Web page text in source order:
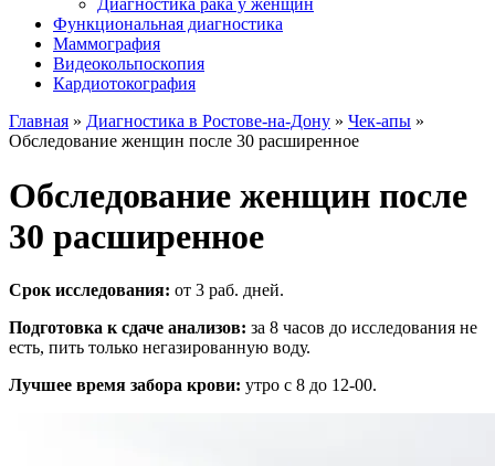
Диагностика рака у женщин
Функциональная диагностика
Маммография
Видеокольпоскопия
Кардиотокография
Главная » Диагностика в Ростове-на-Дону » Чек-апы »
Обследование женщин после 30 расширенное
Обследование женщин после
30 расширенное
Срок исследования: от 3 раб. дней.
Подготовка к сдаче анализов: за 8 часов до исследования не
есть, пить только негазированную воду.
Лучшее время забора крови: утро с 8 до 12-00.